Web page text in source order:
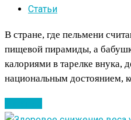
Статьи
В стране, где пельмени
пищевой пирамиды, а
калориями в тарелке внука,
национальным достоянием,